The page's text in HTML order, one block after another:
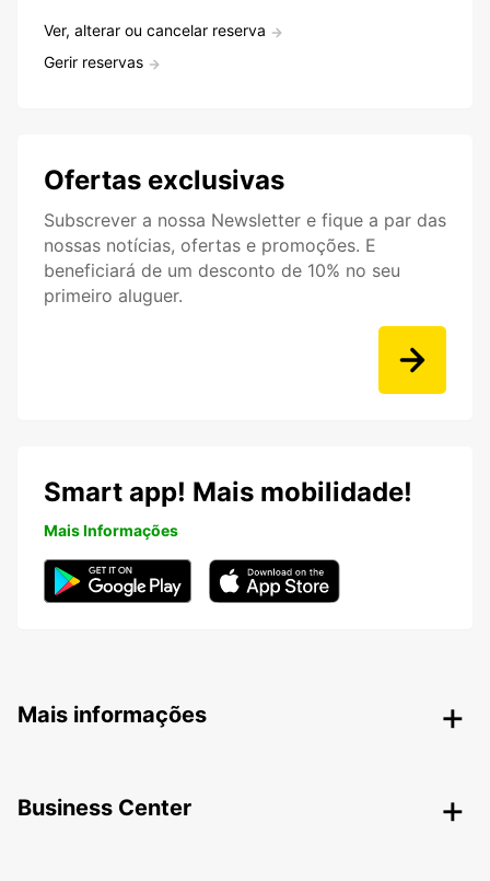
Ver, alterar ou cancelar reserva
Gerir reservas
Ofertas exclusivas
Subscrever a nossa Newsletter e fique a par das
nossas notícias, ofertas e promoções. E
beneficiará de um desconto de 10% no seu
primeiro aluguer.
Smart app! Mais mobilidade!
Mais Informações
Mais informações
Business Center